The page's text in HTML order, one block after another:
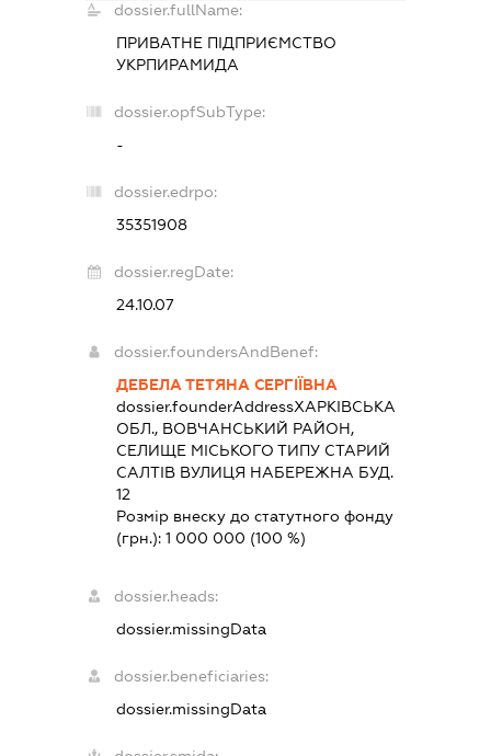
dossier.fullName:
ПРИВАТНЕ ПІДПРИЄМСТВО
УКРПИРАМИДА
dossier.opfSubType:
-
dossier.edrpo:
35351908
dossier.regDate:
24.10.07
dossier.foundersAndBenef:
ДЕБЕЛА ТЕТЯНА СЕРГІЇВНА
dossier.founderAddressХАРКІВСЬКА
ОБЛ., ВОВЧАНСЬКИЙ РАЙОН,
СЕЛИЩЕ МІСЬКОГО ТИПУ СТАРИЙ
САЛТІВ ВУЛИЦЯ НАБЕРЕЖНА БУД.
12
Розмір внеску до статутного фонду
(грн.):1 000 000 (100 %)
dossier.heads:
dossier.missingData
dossier.beneficiaries:
dossier.missingData